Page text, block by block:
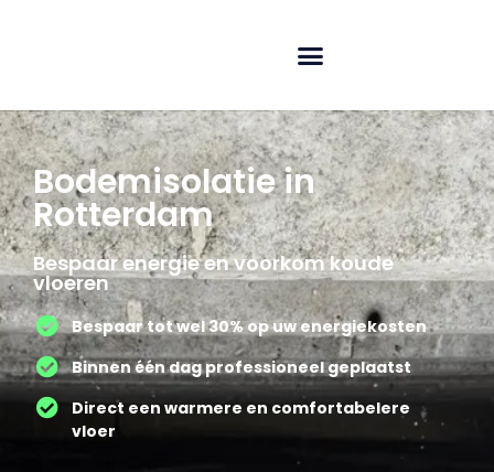
Bodemisolatie in
Rotterdam
Bespaar energie en voorkom koude
vloeren
Bespaar tot wel 30% op uw energiekosten
Binnen één dag professioneel geplaatst
Direct een warmere en comfortabelere
vloer